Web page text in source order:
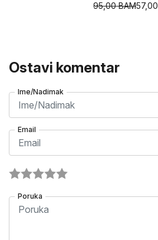
57,00
95,00BAM
Ostavi komentar
Ime/Nadimak
Email
Poruka